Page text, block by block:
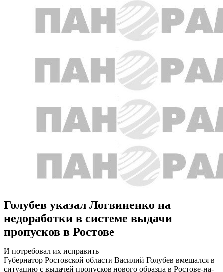
Голубев указал Логвиненко на
недоработки в системе выдачи
пропусков в Ростове
И потребовал их исправить
Губернатор Ростовской области Василий Голубев вмешался в
ситуацию с выдачей пропусков нового образца в Ростове-на-